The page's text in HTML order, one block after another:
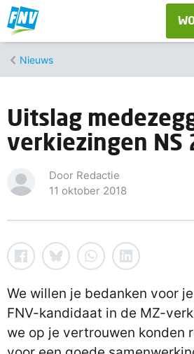
Nieuws
Uitslag
verkiezingen NS
Door Redactie
11 oktober 2018
We willen je bedanken voor
FNV-kandidaat in de MZ-
we op je vertrouwen konden